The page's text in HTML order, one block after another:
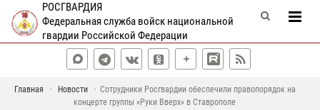
РОСГВАРДИЯ
Федеральная служба войск национальной
гвардии Российской Федерации
Главная Новости
Сотрудники Росгвардии обеспечили правопорядок на
концерте группы «Руки Вверх» в Ставрополе